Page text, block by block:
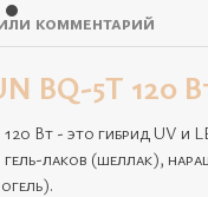
комментарий
BQ-5T 120
Вт - это гибрид UV и
лаков (шеллак),